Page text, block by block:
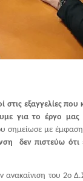
στις εξαγγελίες που
για το έργο
σημείωσε με
δεν πιστεύω
ανακαίνιση του 2ο